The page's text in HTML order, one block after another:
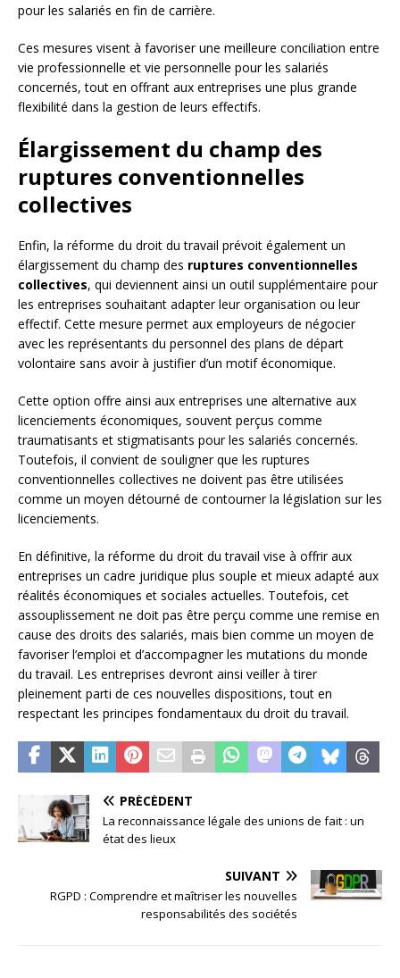
pour les salariés en fin de carrière.
Ces mesures visent à favoriser une meilleure conciliation entre
vie professionnelle et vie personnelle pour les salariés
concernés, tout en offrant aux entreprises une plus grande
flexibilité dans la gestion de leurs effectifs.
Élargissement du champ des
ruptures conventionnelles
collectives
Enfin, la réforme du droit du travail prévoit également un
élargissement du champ des ruptures conventionnelles
collectives, qui deviennent ainsi un outil supplémentaire pour
les entreprises souhaitant adapter leur organisation ou leur
effectif. Cette mesure permet aux employeurs de négocier
avec les représentants du personnel des plans de départ
volontaire sans avoir à justifier d’un motif économique.
Cette option offre ainsi aux entreprises une alternative aux
licenciements économiques, souvent perçus comme
traumatisants et stigmatisants pour les salariés concernés.
Toutefois, il convient de souligner que les ruptures
conventionnelles collectives ne doivent pas être utilisées
comme un moyen détourné de contourner la législation sur les
licenciements.
En définitive, la réforme du droit du travail vise à offrir aux
entreprises un cadre juridique plus souple et mieux adapté aux
réalités économiques et sociales actuelles. Toutefois, cet
assouplissement ne doit pas être perçu comme une remise en
cause des droits des salariés, mais bien comme un moyen de
favoriser l’emploi et d’accompagner les mutations du monde
du travail. Les entreprises devront ainsi veiller à tirer
pleinement parti de ces nouvelles dispositions, tout en
respectant les principes fondamentaux du droit du travail.
PRÉCÉDENT
La reconnaissance légale des unions de fait : un
état des lieux
SUIVANT
RGPD : Comprendre et maîtriser les nouvelles
responsabilités des sociétés